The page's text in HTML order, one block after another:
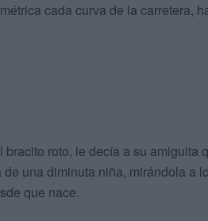
cada curva de la carretera,
roto, le decía a su amiguita
una diminuta niña, mirándola a
que nace.